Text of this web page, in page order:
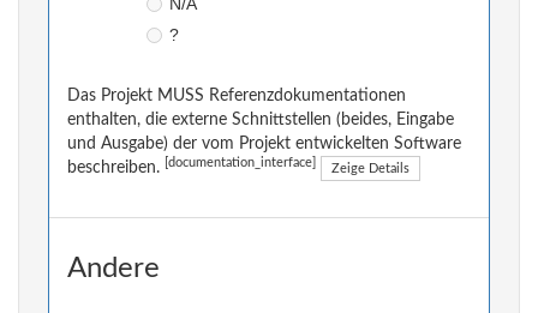
N/A
?
Das Projekt MUSS Referenzdokumentationen
enthalten, die externe Schnittstellen (beides, Eingabe
und Ausgabe) der vom Projekt entwickelten Software
beschreiben.
[documentation_interface] Zeige Details
Andere